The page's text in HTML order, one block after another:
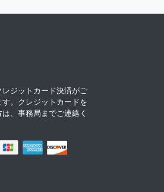
レジットカード決済がご
。クレジットカードを
、事務局までご連絡く